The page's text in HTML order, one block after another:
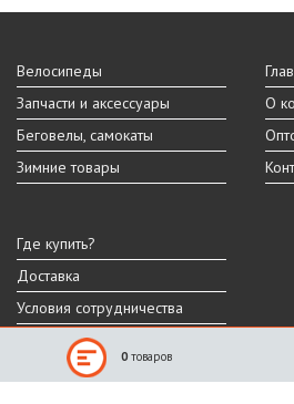
Велосипеды
Запчасти и аксессуары
Беговелы, самокаты
Зимние товары
О
Где купить?
Доставка
Условия сотрудничества
Реальный внешний вид и технические
отличаться от представленных на сайте.
0 товаров